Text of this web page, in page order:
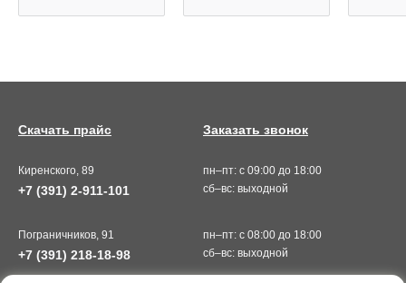
Киренского, 89
+7 (391) 2-911-101
пн–пт: с 09:00 до 18:00
сб–вс: выходной
Пограничников, 91
+7 (391) 218-18-98
пн–пт: с 08:00 до 18:00
сб–вс: выходной
Заказать звонок
Скачать прайс